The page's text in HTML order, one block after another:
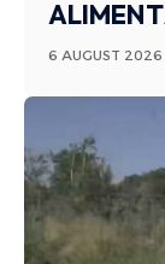
6 AUGUST 2026